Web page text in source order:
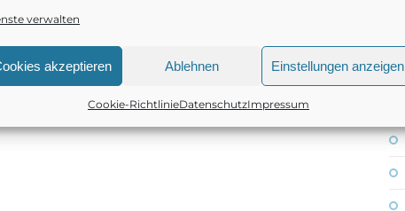
verwalten
akzeptieren Ablehnen Einstellungen anzeigen
Cookie-RichtlinieDatenschutzImpressum